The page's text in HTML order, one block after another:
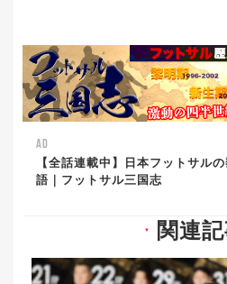
AD
【全話連載中】日本フットサル
語｜フットサル三国志
▼ 関連